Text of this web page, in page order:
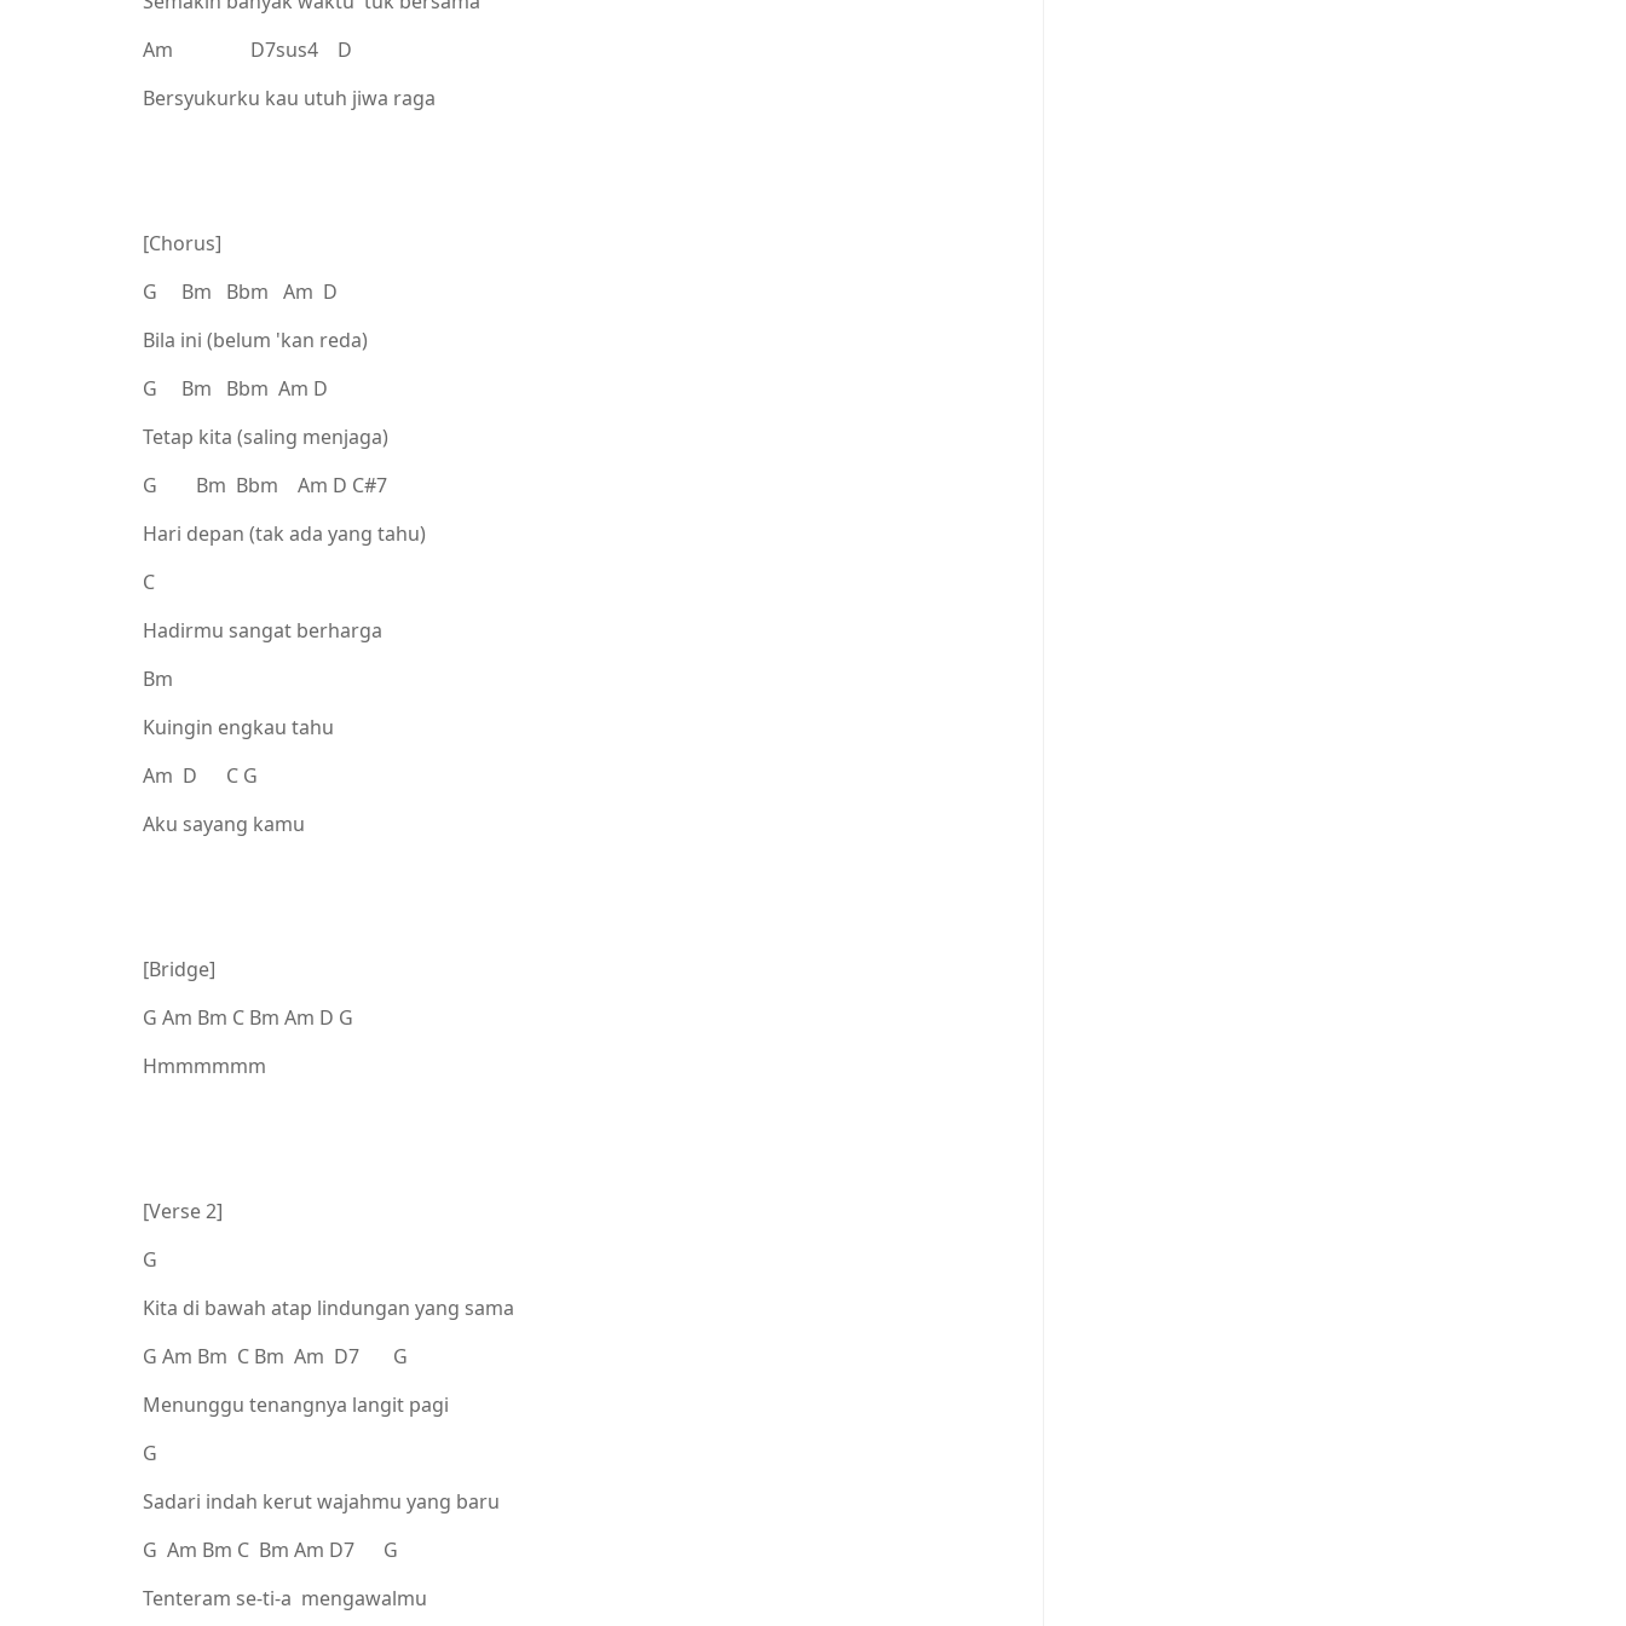
Am D7sus4 D
Bersyukurku kau utuh jiwa raga
[Chorus]
G Bm Bbm Am D
Bila ini (belum 'kan reda)
G Bm Bbm Am D
Tetap kita (saling menjaga)
G Bm Bbm Am D C#7
Hari depan (tak ada yang tahu)
C
Hadirmu sangat berharga
Bm
Kuingin engkau tahu
Am D C G
Aku sayang kamu
[Bridge]
G Am Bm C Bm Am D G
Hmmmmmm
[Verse 2]
G
Kita di bawah atap lindungan yang sama
G Am Bm C Bm Am D7 G
Menunggu tenangnya langit pagi
G
Sadari indah kerut wajahmu yang baru
G Am Bm C Bm Am D7 G
Tenteram se-ti-a mengawalmu